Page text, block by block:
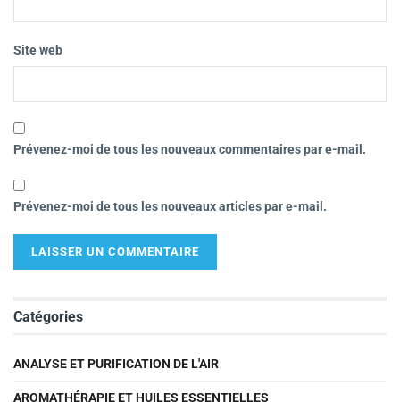
Site web
Prévenez-moi de tous les nouveaux commentaires par e-mail.
Prévenez-moi de tous les nouveaux articles par e-mail.
Catégories
ANALYSE ET PURIFICATION DE L'AIR
AROMATHÉRAPIE ET HUILES ESSENTIELLES